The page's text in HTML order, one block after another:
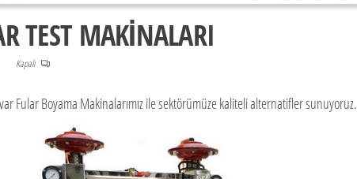
TEST MAKİNALARI
Kapalı
Fular Boyama Makinalarımız ile sektörümüze kaliteli alternatifler sunuyoruz.